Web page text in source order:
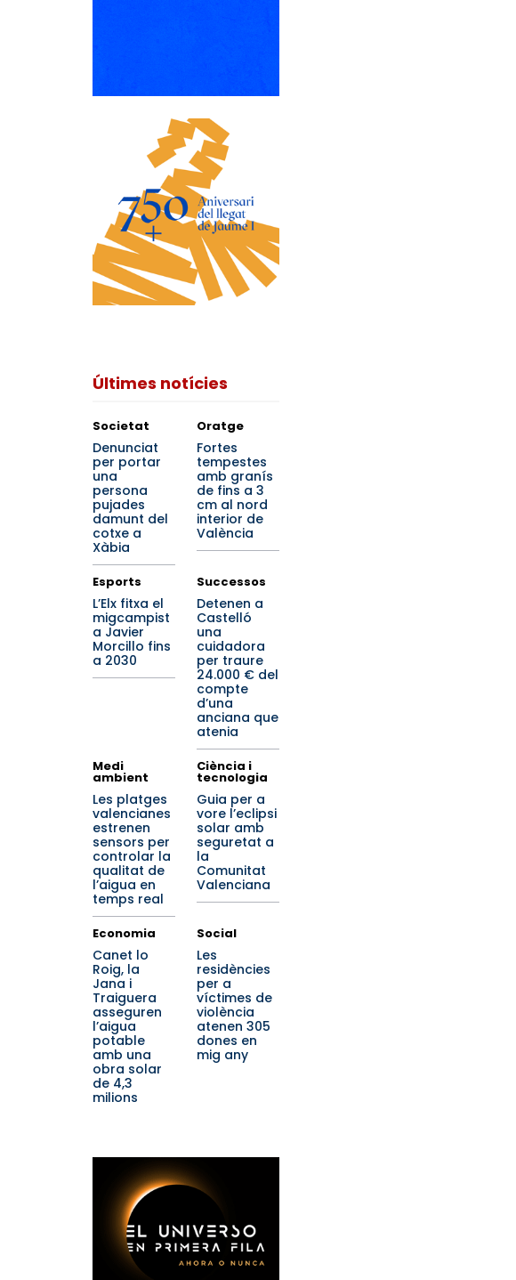
Últimes notícies
Societat
Denunciat
per portar
una
persona
pujades
damunt del
cotxe a
Xàbia
Oratge
Fortes
tempestes
amb granís
de fins a 3
cm al nord
interior de
València
Esports
L’Elx fitxa el
migcampist
a Javier
Morcillo fins
a 2030
Successos
Detenen a
Castelló
una
cuidadora
per traure
24.000 € del
compte
d’una
anciana que
atenia
Medi
ambient
Les platges
valencianes
estrenen
sensors per
controlar la
qualitat de
l’aigua en
temps real
Ciència i
tecnologia
Guia per a
vore l’eclipsi
solar amb
seguretat a
la
Comunitat
Valenciana
Economia
Canet lo
Roig, la
Jana i
Traiguera
asseguren
l’aigua
potable
amb una
obra solar
de 4,3
milions
Social
Les
residències
per a
víctimes de
violència
atenen 305
dones en
mig any